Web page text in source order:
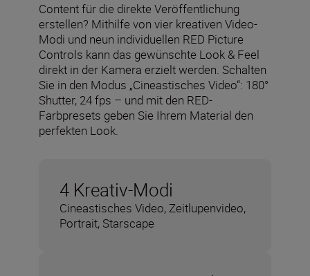
Content für die direkte Veröffentlichung
erstellen? Mithilfe von vier kreativen Video-
Modi und neun individuellen RED Picture
Controls kann das gewünschte Look & Feel
direkt in der Kamera erzielt werden. Schalten
Sie in den Modus „Cineastisches Video“: 180°
Shutter, 24 fps – und mit den RED-
Farbpresets geben Sie Ihrem Material den
perfekten Look.
4 Kreativ-Modi
Cineastisches Video, Zeitlupenvideo,
Portrait, Starscape